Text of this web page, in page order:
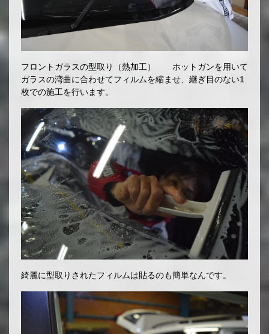
フロントガラスの型取り（熱加工） ホットガンを用いて
ガラスの湾曲に合わせてフィルムを縮ませ、継ぎ目のない1
枚での施工を行います。
綺麗に型取りされたフィルムは貼るのも簡単なんです。